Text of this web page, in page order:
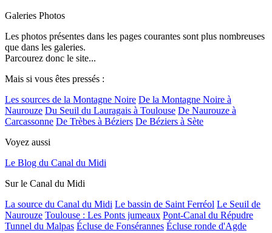
Galeries Photos
Les photos présentes dans les pages courantes sont plus nombreuses
que dans les galeries.
Parcourez donc le site...
Mais si vous êtes pressés :
Les sources de la Montagne Noire De la Montagne Noire à
Naurouze Du Seuil du Lauragais à Toulouse De Naurouze à
Carcassonne De Trèbes à Béziers De Béziers à Sète
Voyez aussi
Le Blog du Canal du Midi
Sur le Canal du Midi
La source du Canal du Midi Le bassin de Saint Ferréol Le Seuil de
Naurouze Toulouse : Les Ponts jumeaux Pont-Canal du Répudre
Tunnel du Malpas Écluse de Fonsérannes Écluse ronde d'Agde